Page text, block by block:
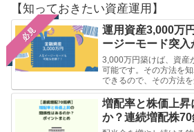
【知っておきたい資産運用】
必見
運用資産3,000万
ージーモード突入
3,000万円築けば、資産
可能です。その方法を
できるので、その方法
増配率と株価上
か？連続増配株